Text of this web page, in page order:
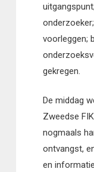
voorleggen;
gekregen.
De middag
Zweedse
nogmaals
ontvangst,
en